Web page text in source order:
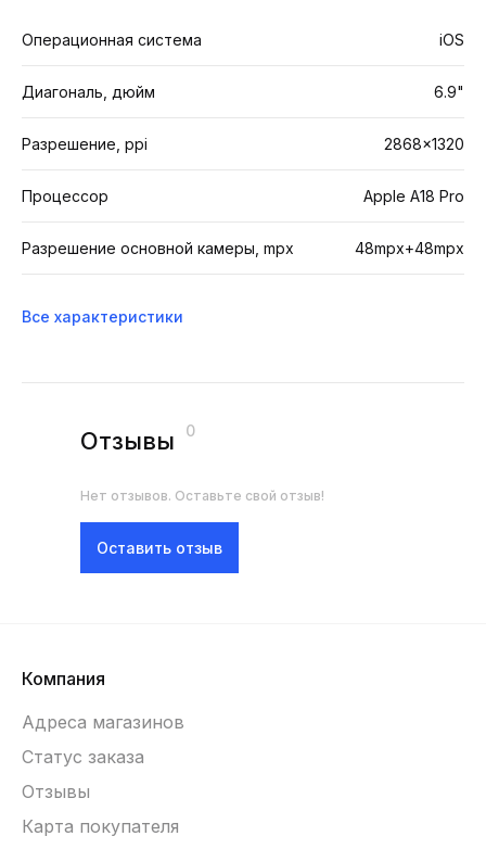
Операционная система iOS
Диагональ, дюйм 6.9"
Разрешение, ppi 2868×1320
Процессор Apple A18 Pro
Разрешение основной камеры, mpx 48mpx+48mpx
Все характеристики
Отзывы 0
Нет отзывов. Оставьте свой отзыв!
Оставить отзыв
Компания
Адреса магазинов
Статус заказа
Отзывы
Карта покупателя